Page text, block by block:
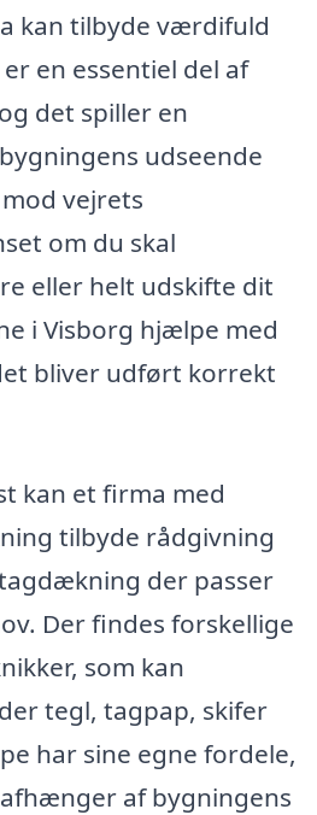
kan tilbyde værdifuld
en essentiel del af
det spiller en
udseende
vejrets
om du skal
eller helt udskifte dit
i Visborg hjælpe med
bliver udført korrekt
kan et firma med
tilbyde rådgivning
der passer
Der findes forskellige
som kan
tegl, tagpap, skifer
har sine egne fordele,
af bygningens